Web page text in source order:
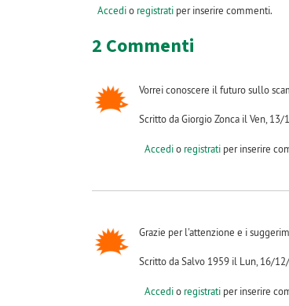
Accedio registratiper inserire commenti.
2 Commenti
Vorrei conoscere il futuro sullo
Scritto da Giorgio Zonca il Ven,
Accedio registratiper inserire
Grazie per l'attenzione e i
Scritto da Salvo 1959 il Lun, 16/
Accedio registratiper inserire